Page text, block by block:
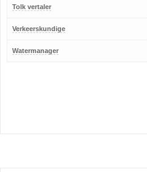
Tolk vertaler
Verkeerskundige
Watermanager